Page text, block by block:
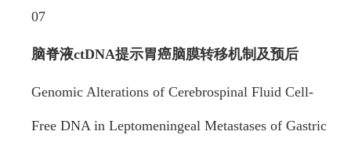
07
脑脊液ctDNA提示胃癌脑膜转移机制及预后
Genomic Alterations of Cerebrospinal Fluid Cell-
Free DNA in Leptomeningeal Metastases of Gastric